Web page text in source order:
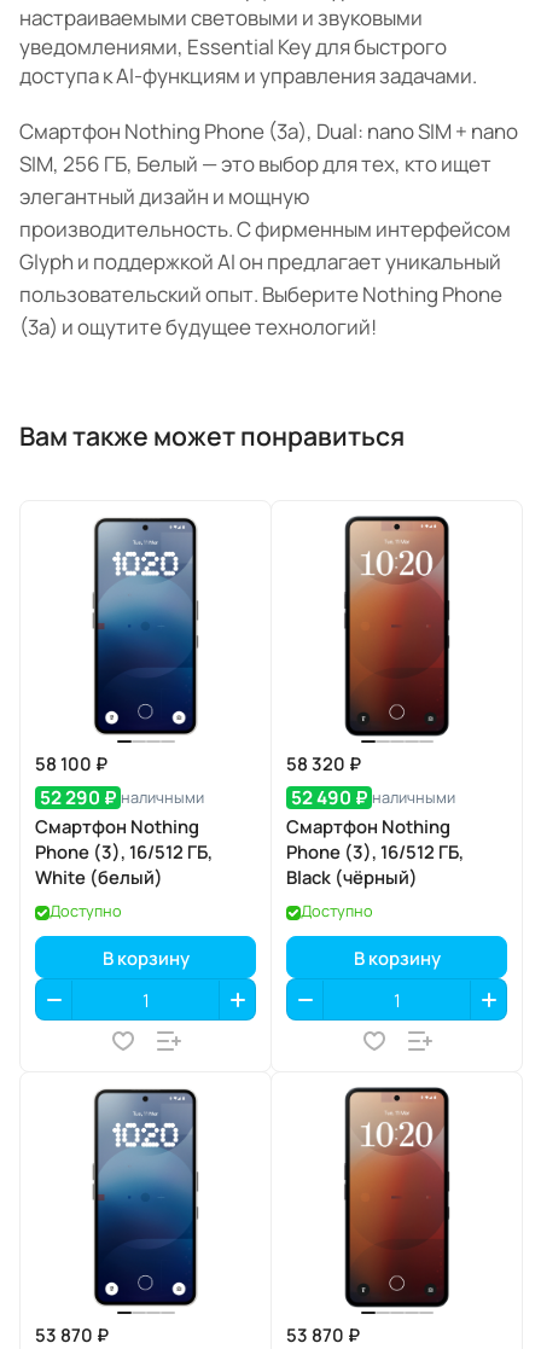
настраиваемыми световыми и звуковыми
уведомлениями, Essential Key для быстрого
доступа к AI-функциям и управления задачами.
Смартфон Nothing Phone (3a), Dual: nano SIM + nano
SIM, 256 ГБ, Белый — это выбор для тех, кто ищет
элегантный дизайн и мощную
производительность. С фирменным интерфейсом
Glyph и поддержкой AI он предлагает уникальный
пользовательский опыт. Выберите Nothing Phone
(3a) и ощутите будущее технологий!
Вам также может понравиться
58 100 ₽
52 290 ₽ наличными
Смартфон Nothing
Phone (3), 16/512 ГБ,
White (белый)
Доступно
В корзину
58 320 ₽
52 490 ₽ наличными
Смартфон Nothing
Phone (3), 16/512 ГБ,
Black (чёрный)
Доступно
В корзину
53 870 ₽ 53 870 ₽